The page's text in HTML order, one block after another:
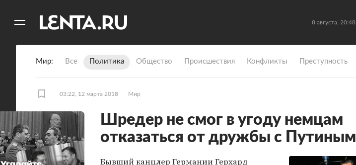
8 августа, 20:48
Мир Все Политика Общество Происшествия Конфликты Преступность
03:22, 12 марта 2018 Мир
Шредер не смог в угоду немцам
отказаться от дружбы с Путиным
Бывший канцлер ГерманииГерхард